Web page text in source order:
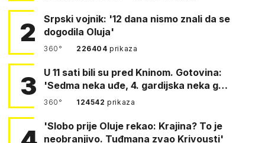
2
Srpski vojnik: '12 dana nismo znali da se
dogodila Oluja'
360° 226404prikaza
3
U 11 sati bili su pred Kninom. Gotovina:
'Sedma neka uđe, 4. gardijska neka g…
360° 124542prikaza
'Slobo prije Oluje rekao: Krajina? To je
neobranjivo. Tuđmana zvao Krivousti'